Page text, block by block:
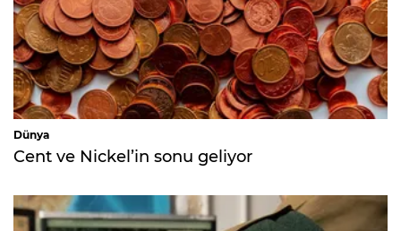
Dünya
Cent ve Nickel’in sonu geliyor